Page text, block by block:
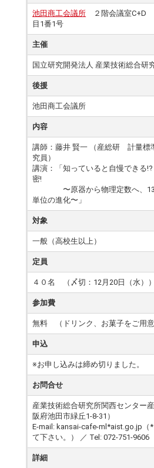
池田商工会議所 ２階会議室C+D
目1番1号
主催
国立研究開発法人 産業技術総合研
後援
池田商工会議所
内容
講師：藤井 賢一 （産総研 計量標
究員）
講演：「知っていると自慢できる
密!
〜原器から物理定数へ、130
単位の進化〜」
対象
一般（高校生以上）
定員
４０名 （〆切：12月20日（水））
参加費
無料 （ドリンク、お菓子をご用意
申込
※お申し込みは締め切りました。
お問合せ
産業技術総合研究所関西センター
阪府池田市緑丘1-8-31）
E-mail: kansai-cafe-ml*aist.go.jp（
て下さい。） ／ Tel: 072-751-9606
詳細